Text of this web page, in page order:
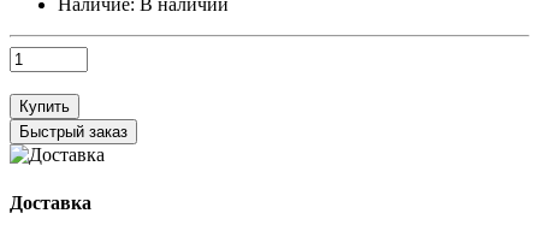
Наличие: В наличии
Купить
Быстрый заказ
Доставка